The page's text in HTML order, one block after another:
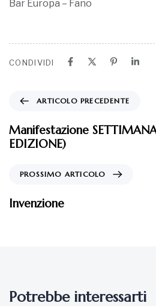
Bar Europa – Fano
CONDIVIDI
ARTICOLO PRECEDENTE
Manifestazione
EDIZIONE)
PROSSIMO ARTICOLO
Invenzione
Potrebbe interessarti